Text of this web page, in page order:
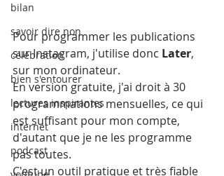
bilan
savoir dire non
célébration
bien s'entourer
lectures inspirantes
internet
podcast
Pour programmer les publications
sur Instagram, j'utilise donc Later,
sur mon ordinateur.
En version gratuite, j'ai droit à 30
programmations mensuelles, ce qui
est suffisant pour mon compte,
d'autant que je ne les programme
pas toutes.
C'est un outil pratique et très fiable